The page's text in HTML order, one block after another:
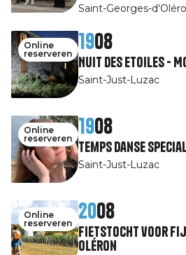
Saint-Georges-
Online
reserveren
1908
Nuit des Etoiles -
Saint-Just-Luzac
Online
reserveren
1908
Temps Danse
Saint-Just-Luzac
Online
reserveren
2008
Fietstocht voor
Oléron